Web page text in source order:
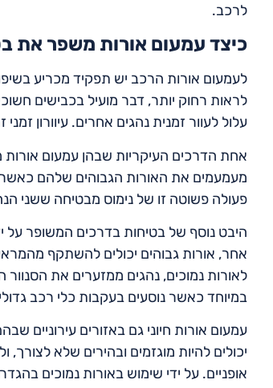
לרכב.
כיצד עמעום אורות משפר את
לעמעום אורות הרכב יש תפקיד מכריע
לראות רחוק יותר, דבר מועיל בכבישים
עלול לעוור זמנית נהגים אחרים. עיוורון
אחת הדרכים העיקריות שבהן עמעום
מעמעמים את האורות הגבוהים שלהם
פעולה פשוטה זו של נימוס מבטיחה ששני
היבט נוסף של בטיחות בדרכים המשופר על
אחר, אורות גבוהים יכולים להשתקף
לאורות נמוכים, נהגים ממזערים את
במיוחד כאשר נוסעים בעקבות כלי רכב
עמעום אורות חיוני גם באזורים עירוניים
יכולים להיות מוגזמים ובהירים שלא
אופניים. על ידי שימוש באורות נמוכים